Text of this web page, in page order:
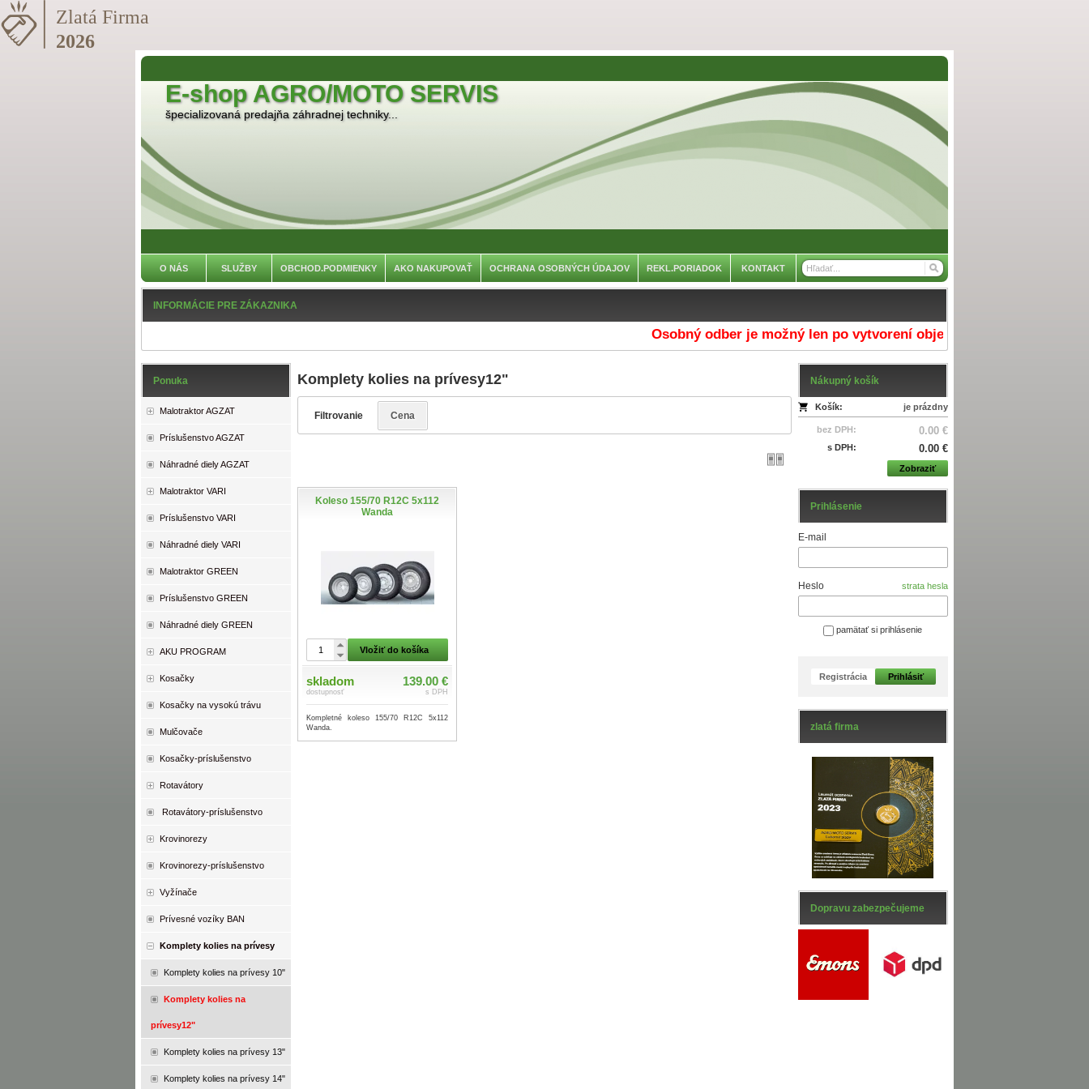
E-shop AGRO/MOTO SERVIS
špecializovaná predajňa záhradnej techniky...
O NÁS SLUŽBY OBCHOD.PODMIENKY AKO NAKUPOVAŤ OCHRANA OSOBNÝCH ÚDAJOV REKL.PORIADOK KONTAKT
INFORMÁCIE PRE ZÁKAZNIKA
Osobný odber je možný len po vytvorení objednávky v e-shope a
Ponuka
Malotraktor AGZAT
Príslušenstvo AGZAT
Náhradné diely AGZAT
Malotraktor VARI
Príslušenstvo VARI
Náhradné diely VARI
Malotraktor GREEN
Príslušenstvo GREEN
Náhradné diely GREEN
AKU PROGRAM
Kosačky
Kosačky na vysokú trávu
Mulčovače
Kosačky-príslušenstvo
Rotavátory
Rotavátory-príslušenstvo
Krovinorezy
Krovinorezy-príslušenstvo
Vyžínače
Prívesné vozíky BAN
Komplety kolies na prívesy
Komplety kolies na prívesy 10"
Komplety kolies na
prívesy12"
Komplety kolies na prívesy 13"
Komplety kolies na prívesy 14"
Nákupný košík
Košík: je prázdny
bez DPH: 0.00 €
s DPH: 0.00 €
Zobraziť
Prihlásenie
E-mail
Heslo strata hesla
pamätať si prihlásenie
Registrácia Prihlásiť
zlatá firma
Dopravu zabezpečujeme
Komplety kolies na prívesy12"
Filtrovanie Cena
Koleso 155/70 R12C 5x112
Wanda
Vložiť do košíka
skladom
dostupnosť
139.00 €
s DPH
Kompletné koleso 155/70 R12C 5x112
Wanda.